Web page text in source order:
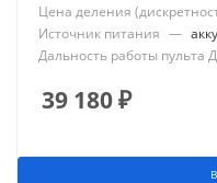
Цена деления
Источник питания —
Дальность работы пульта
39 180₽